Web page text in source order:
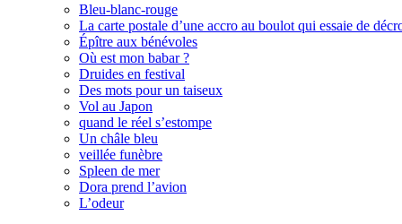
Bleu-blanc-rouge
La carte postale d’une accro au boulot qui essaie de
Épître aux bénévoles
Où est mon babar ?
Druides en festival
Des mots pour un taiseux
Vol au Japon
quand le réel s’estompe
Un châle bleu
veillée funèbre
Spleen de mer
Dora prend l’avion
L’odeur